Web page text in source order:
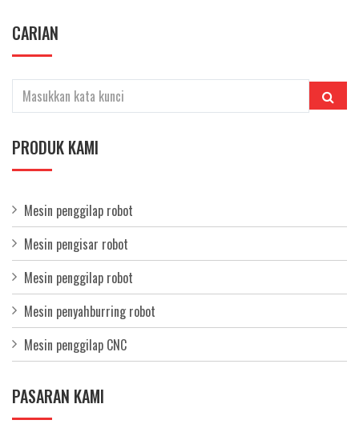
CARIAN
PRODUK KAMI
Mesin penggilap robot
Mesin pengisar robot
Mesin penggilap robot
Mesin penyahburring robot
Mesin penggilap CNC
PASARAN KAMI